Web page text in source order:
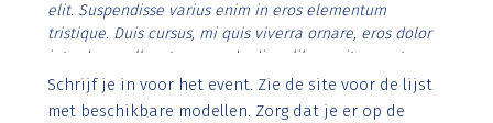
elit. Suspendisse varius enim in eros elementum
tristique. Duis cursus, mi quis viverra ornare, eros dolor
interdum nulla, ut commodo diam libero vitae erat.
Aenean faucibus nibh et justo cursus id rutrum lorem
imperdiet. Nunc ut sem vitae risus tristique posuere.
Schrijf je in voor het event. Zie de site voor de lijst
met beschikbare modellen. Zorg dat je er op de